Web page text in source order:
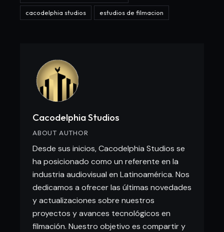
cacodelphia studios estudios de filmacion
Cacodelphia Studios
ABOUT AUTHOR
Desde sus inicios, Cacodelphia Studios se
ha posicionado como un referente en la
industria audiovisual en Latinoamérica. Nos
dedicamos a ofrecer las últimas novedades
y actualizaciones sobre nuestros
proyectos y avances tecnológicos en
filmación. Nuestro objetivo es compartir y